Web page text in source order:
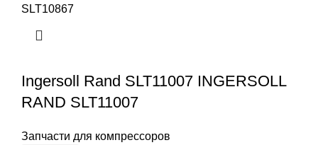
SLT10867
Ingersoll Rand SLT11007 INGERSOLL
RAND SLT11007
Запчасти для компрессоров